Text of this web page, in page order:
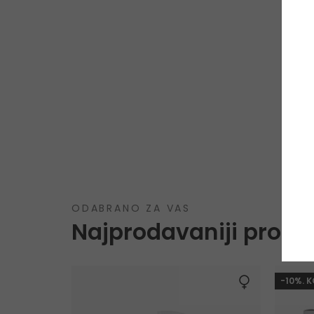
ODABRANO ZA VAS
Najprodavaniji
-10%.